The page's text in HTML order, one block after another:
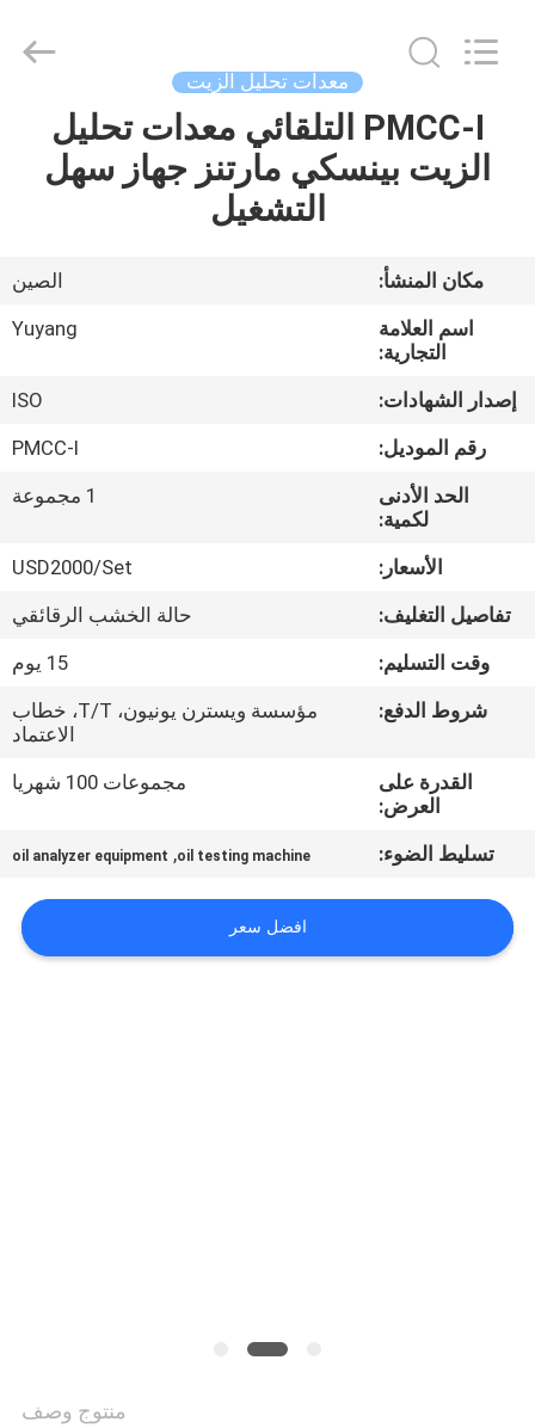
مسكن
عرض
الواقع
الافتراضي
معلومات
في
المعمل
اتصل
اطلب
اقتباس
INSTRUMENT
معدات تحليل الزيت
PMCC-I التلقائي معدات تحليل
الزيت بينسكي مارتنز جهاز سهل
التشغيل
مكان المنشأ:
الصين
اسم العلامة
التجارية:
Yuyang
إصدار الشهادات:
ISO
رقم الموديل:
PMCC-I
الحد الأدنى
لكمية:
1 مجموعة
الأسعار:
USD2000/Set
تفاصيل التغليف:
حالة الخشب الرقائقي
وقت التسليم:
15 يوم
شروط الدفع:
مؤسسة ويسترن يونيون، T/T، خطاب
الاعتماد
القدرة على
العرض:
مجموعات 100 شهريا
تسليط الضوء: oil testing machine
,
oil analyzer equipment
افضل سعر
منتوج وصف